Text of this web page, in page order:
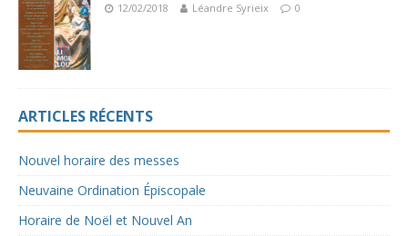
12/02/2018 Léandre Syrieix 0
ARTICLES RÉCENTS
Nouvel horaire des messes
Neuvaine Ordination Épiscopale
Horaire de Noël et Nouvel An